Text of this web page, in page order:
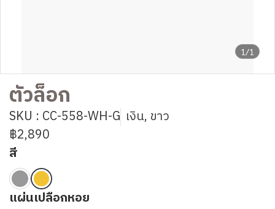
1/1
ตัวล็อก
SKU : CC-558-WH-G เงิน, ขาว
฿2,890
สี
แผ่นเปลือกหอย